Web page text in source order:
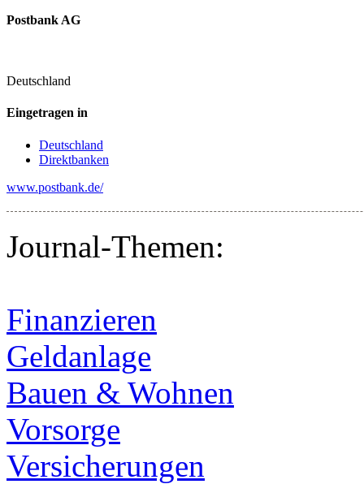
Postbank AG
Deutschland
Eingetragen in
Deutschland
Direktbanken
www.postbank.de/
Journal-Themen:
Finanzieren
Geldanlage
Bauen & Wohnen
Vorsorge
Versicherungen